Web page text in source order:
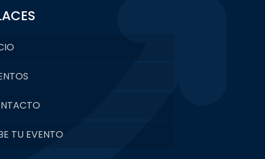
TU EVENTO